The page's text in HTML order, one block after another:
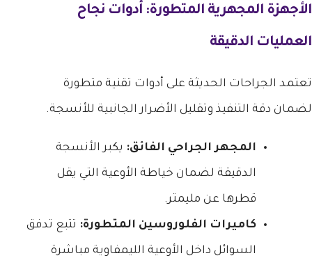
الأجهزة المجهرية المتطورة: أدوات نجاح
العمليات الدقيقة
تعتمد الجراحات الحديثة على أدوات تقنية متطورة
لضمان دقة التنفيذ وتقليل الأضرار الجانبية للأنسجة.
المجهر الجراحي الفائق: يكبر الأنسجة
الدقيقة لضمان خياطة الأوعية التي يقل
قطرها عن مليمتر.
كاميرات الفلوروسين المتطورة: تتبع تدفق
السوائل داخل الأوعية الليمفاوية مباشرة